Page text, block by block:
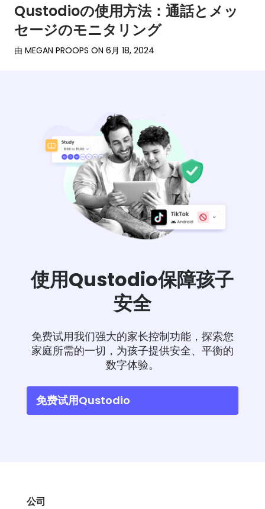
Qustodioの使用方法：通話とメッ
セージのモニタリング
由 MEGAN PROOPS ON 6月 18, 2024
使用Qustodio保障孩子
安全
免费试用我们强大的家长控制功能，探索您
家庭所需的一切，为孩子提供安全、平衡的
数字体验。
免费试用Qustodio
公司